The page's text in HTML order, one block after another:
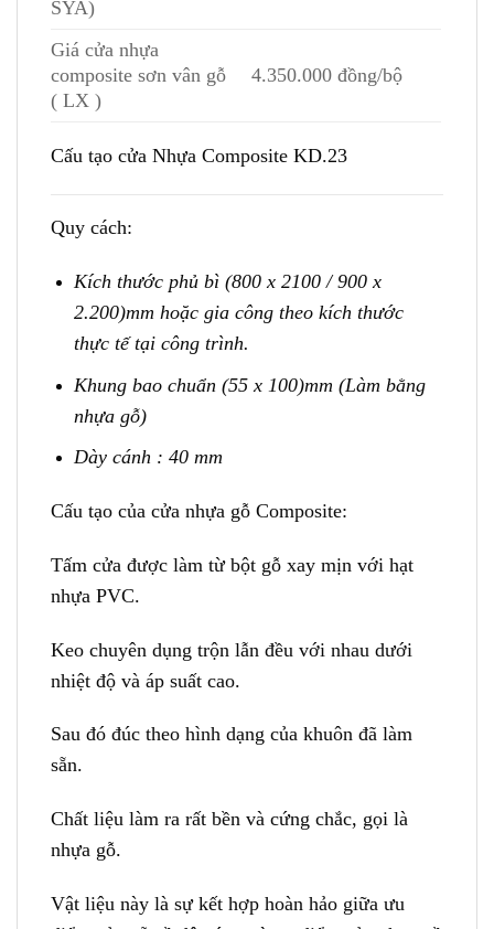
SYA)
Giá cửa nhựa
composite sơn vân gỗ
( LX )
4.350.000 đồng/bộ
Cấu tạo cửa Nhựa Composite KD.23
Quy cách:
Kích thước phủ bì (800 x 2100 / 900 x
2.200)mm hoặc gia công theo kích thước
thực tế tại công trình.
Khung bao chuẩn (55 x 100)mm (Làm bằng
nhựa gỗ)
Dày cánh : 40 mm
Cấu tạo của cửa nhựa gỗ Composite:
Tấm cửa được làm từ bột gỗ xay mịn với hạt
nhựa PVC.
Keo chuyên dụng trộn lẫn đều với nhau dưới
nhiệt độ và áp suất cao.
Sau đó đúc theo hình dạng của khuôn đã làm
sẵn.
Chất liệu làm ra rất bền và cứng chắc, gọi là
nhựa gỗ.
Vật liệu này là sự kết hợp hoàn hảo giữa ưu